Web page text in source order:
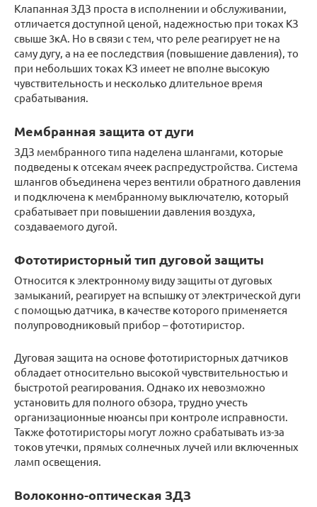
Клапанная ЗДЗ проста в исполнении и обслуживании,
отличается доступной ценой, надежностью при токах КЗ
свыше 3кА. Но в связи с тем, что реле реагирует не на
саму дугу, а на ее последствия (повышение давления), то
при небольших токах КЗ имеет не вполне высокую
чувствительность и несколько длительное время
срабатывания.
Мембранная защита от дуги
ЗДЗ мембранного типа наделена шлангами, которые
подведены к отсекам ячеек распредустройства. Система
шлангов объединена через вентили обратного давления
и подключена к мембранному выключателю, который
срабатывает при повышении давления воздуха,
создаваемого дугой.
Фототиристорный тип дуговой защиты
Относится к электронному виду защиты от дуговых
замыканий, реагирует на вспышку от электрической дуги
с помощью датчика, в качестве которого применяется
полупроводниковый прибор – фототиристор.
Дуговая защита на основе фототиристорных датчиков
обладает относительно высокой чувствительностью и
быстротой реагирования. Однако их невозможно
установить для полного обзора, трудно учесть
организационные нюансы при контроле исправности.
Также фототиристоры могут ложно срабатывать из-за
токов утечки, прямых солнечных лучей или включенных
ламп освещения.
Волоконно-оптическая ЗДЗ